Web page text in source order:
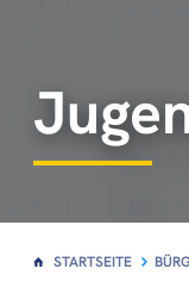
STARTSEITE